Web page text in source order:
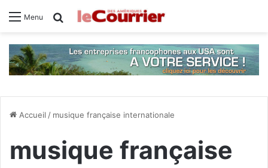
Menu Rechercher
Accueil / musique française internationale
musique française